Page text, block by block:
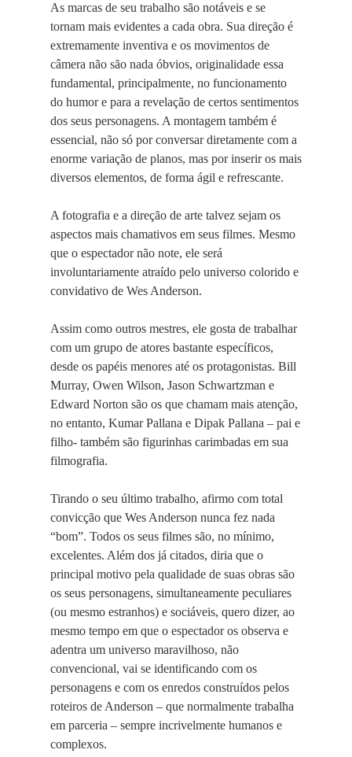
As marcas de seu trabalho são notáveis e se
tornam mais evidentes a cada obra. Sua direção é
extremamente inventiva e os movimentos de
câmera não são nada óbvios, originalidade essa
fundamental, principalmente, no funcionamento
do humor e para a revelação de certos sentimentos
dos seus personagens. A montagem também é
essencial, não só por conversar diretamente com a
enorme variação de planos, mas por inserir os mais
diversos elementos, de forma ágil e refrescante.
A fotografia e a direção de arte talvez sejam os
aspectos mais chamativos em seus filmes. Mesmo
que o espectador não note, ele será
involuntariamente atraído pelo universo colorido e
convidativo de Wes Anderson.
Assim como outros mestres, ele gosta de trabalhar
com um grupo de atores bastante específicos,
desde os papéis menores até os protagonistas. Bill
Murray, Owen Wilson, Jason Schwartzman e
Edward Norton são os que chamam mais atenção,
no entanto, Kumar Pallana e Dipak Pallana – pai e
filho- também são figurinhas carimbadas em sua
filmografia.
Tirando o seu último trabalho, afirmo com total
convicção que Wes Anderson nunca fez nada
“bom”. Todos os seus filmes são, no mínimo,
excelentes. Além dos já citados, diria que o
principal motivo pela qualidade de suas obras são
os seus personagens, simultaneamente peculiares
(ou mesmo estranhos) e sociáveis, quero dizer, ao
mesmo tempo em que o espectador os observa e
adentra um universo maravilhoso, não
convencional, vai se identificando com os
personagens e com os enredos construídos pelos
roteiros de Anderson – que normalmente trabalha
em parceria – sempre incrivelmente humanos e
complexos.